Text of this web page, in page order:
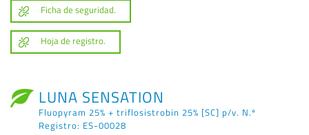
Ficha de seguridad.
Hoja de registro.
LUNA SENSATION
Fluopyram 25% + triflosistrobin 25% [SC] p/v. N.º
Registro: ES-00028